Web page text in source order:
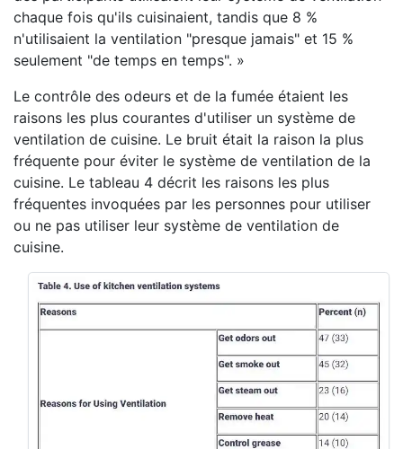
chaque fois qu'ils cuisinaient, tandis que 8 %
n'utilisaient la ventilation "presque jamais" et 15 %
seulement "de temps en temps". »
Le contrôle des odeurs et de la fumée étaient les
raisons les plus courantes d'utiliser un système de
ventilation de cuisine. Le bruit était la raison la plus
fréquente pour éviter le système de ventilation de la
cuisine. Le tableau 4 décrit les raisons les plus
fréquentes invoquées par les personnes pour utiliser
ou ne pas utiliser leur système de ventilation de
cuisine.